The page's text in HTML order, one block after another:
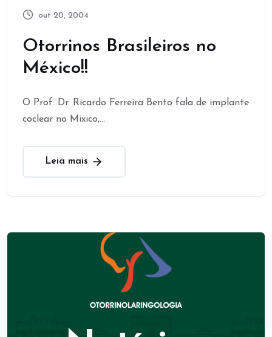
out 20, 2004
Otorrinos Brasileiros no
México!!
O Prof. Dr. Ricardo Ferreira Bento fala de implante
coclear no Mixico,...
Leia mais